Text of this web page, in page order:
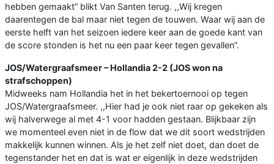
hebben gemaakt” blikt Van Santen terug. ,,Wij kregen
daarentegen de bal maar niet tegen de touwen. Waar wij aan de
eerste helft van het seizoen iedere keer aan de goede kant van
de score stonden is het nu een paar keer tegen gevallen”.
JOS/Watergraafsmeer – Hollandia 2-2 (JOS won na
strafschoppen)
Midweeks nam Hollandia het in het bekertoernooi op tegen
JOS/Watergraafsmeer. ,,Hier had je ook niet raar op gekeken als
wij halverwege al met 4-1 voor hadden gestaan. Blijkbaar zijn
we momenteel even niet in de flow dat we dit soort wedstrijden
makkelijk kunnen winnen. Als je het zelf niet doet, dan doet de
tegenstander het en dat is wat er eigenlijk in deze wedstrijden